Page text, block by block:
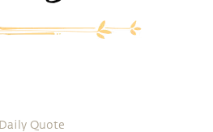
Daily Quote